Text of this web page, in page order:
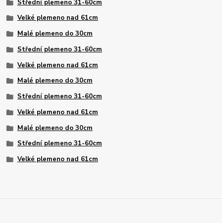
Střední plemeno 31-60cm
Velké plemeno nad 61cm
Malé plemeno do 30cm
Střední plemeno 31-60cm
Velké plemeno nad 61cm
Malé plemeno do 30cm
Střední plemeno 31-60cm
Velké plemeno nad 61cm
Malé plemeno do 30cm
Střední plemeno 31-60cm
Velké plemeno nad 61cm